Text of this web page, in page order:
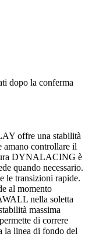
dopo la conferma
offre una stabilità
amano controllare il
DYNALACING è
quando necessario.
le transizioni rapide.
al momento
nella soletta
massima
di correre
la linea di fondo del